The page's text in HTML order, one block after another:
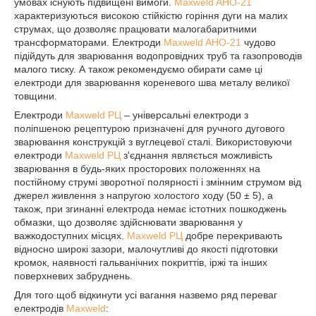
характеризуються високою стійкістю горіння дуги на малих
струмах, що дозволяє працювати малогабаритними
трансформаторами. Електроди Maxweld AHO-21 чудово
підійдуть для зварювання водопровідних труб та газопроводів
малого тиску. А також рекомендуємо обирати саме ці
електроди для зварювання кореневого шва металу великої
товщини.
Електроди Maxweld РЦ – універсальні електроди з
поліпшеною рецептурою призначені для ручного дугового
зварювання конструкцій з вуглецевої сталі. Використовуючи
електроди Maxweld РЦ з'єднання являється можливість
зварювання в будь-яких просторових положеннях на
постійному струмі зворотної полярності і змінним струмом від
джерел живлення з напругою холостого ходу (50 ± 5), а
також, при згинанні електрода немає істотних пошкоджень
обмазки, що дозволяє здійснювати зварювання у
важкодоступних місцях. Maxweld РЦ добре перекривають
відносно широкі зазори, малочутливі до якості підготовки
кромок, наявності гальванічних покриттів, іржі та інших
поверхневих забруднень.
Для того щоб відкинути усі вагання назвемо ряд переваг
електродів Maxweld: